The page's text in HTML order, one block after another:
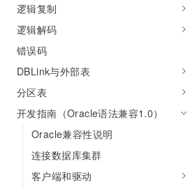
逻辑复制
逻辑解码
错误码
DBLink与外部表
分区表
开发指南（Oracle语法兼容1.0）
Oracle兼容性说明
连接数据库集群
客户端和驱动
专有云